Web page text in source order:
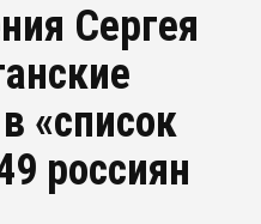
Сергея
«список
россиян